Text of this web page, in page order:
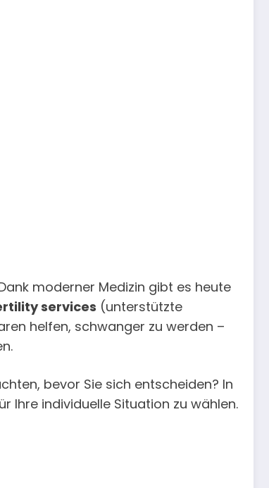
moderner Medizin gibt es heute
services (unterstützte
helfen, schwanger zu werden –
bevor Sie sich entscheiden? In
Ihre individuelle Situation zu wählen.